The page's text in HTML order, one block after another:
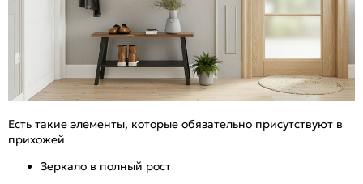
Есть такие элементы, которые обязательно присутствуют в
прихожей
Зеркало в полный рост